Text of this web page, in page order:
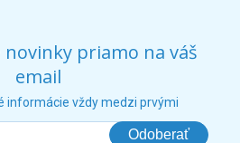
novinky priamo na váš
email
informácie vždy medzi prvými
Odoberať